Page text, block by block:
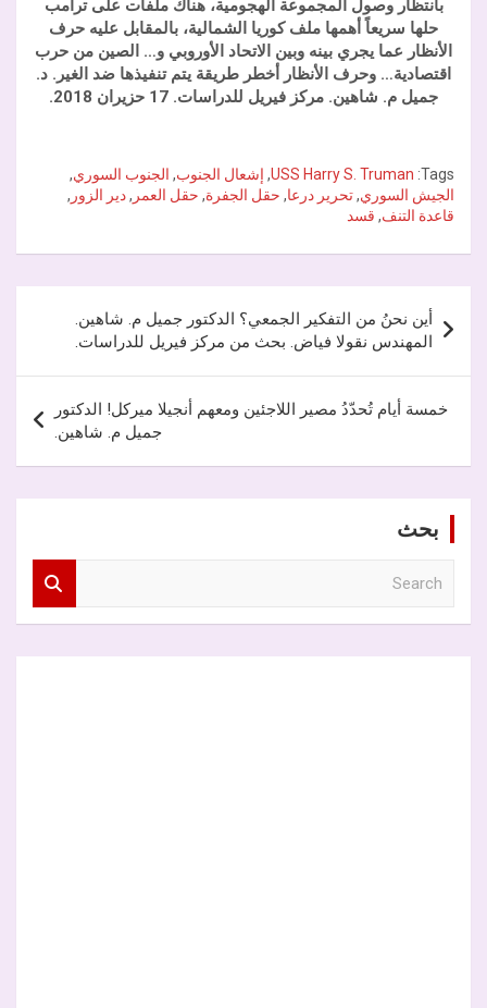
بانتظار وصول المجموعة الهجومية، هناك ملفات على ترامب
حلها سريعاً أهمها ملف كوريا الشمالية، بالمقابل عليه حرف
الأنظار عما يجري بينه وبين الاتحاد الأوروبي و… الصين من حرب
اقتصادية… وحرف الأنظار أخطر طريقة يتم تنفيذها ضد الغير. د.
جميل م. شاهين. مركز فيريل للدراسات. 17 حزيران 2018.
Tags:
USS Harry S. Truman
, إشعال الجنوب, الجنوب السوري,
الجيش السوري,تحرير درعا, حقل الجفرة, حقل العمر ,دير الزور ,
قاعدة التنف, قسد
تصفّح
المقالات
أين نحنُ من التفكير الجمعي؟ الدكتور جميل م. شاهين.
المهندس نقولا فياض. بحث من مركز فيريل للدراسات.
خمسة أيام تُحدّدُ مصير اللاجئين ومعهم أنجيلا ميركل! الدكتور
جميل م. شاهين.
بحث